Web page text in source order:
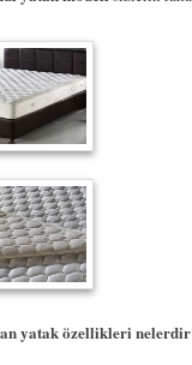
yatak özellikleri